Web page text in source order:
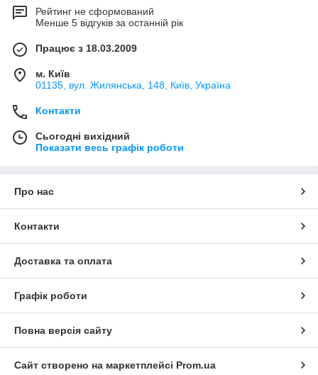
Рейтинг не сформований
Менше 5 відгуків за останній рік
Працює з 18.03.2009
м. Київ
01135, вул. Жилянська, 148, Київ, Україна
Контакти
Сьогодні вихідний
Показати весь графік роботи
Про нас
Контакти
Доставка та оплата
Графік роботи
Повна версія сайту
Сайт створено на маркетплейсі Prom.ua